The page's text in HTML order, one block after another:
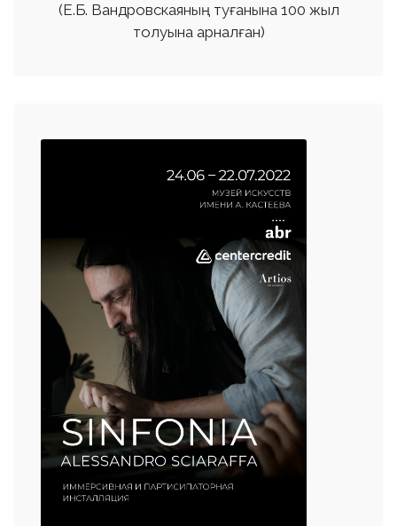
(Е.Б. Вандровскаяның туғанына 100 жыл
толуына арналған)